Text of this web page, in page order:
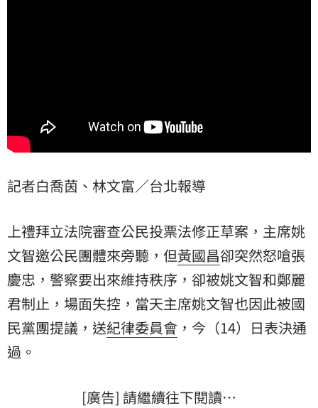
記者白喬茵、林文富／台北報導
上禮拜立法院審查公民投票法修正草案，主席姚
文智邀公民團體來旁聽，但黃國昌卻突然怒嗆張
慶忠 ，警察要出來維持秩序，卻被姚文智和鄭麗
君制止，場面失控，當天主席姚文智也因此被國
民黨團提議，送紀律委員會 ，今（14）日表決通
過。
[廣告] 請繼續往下閱讀…